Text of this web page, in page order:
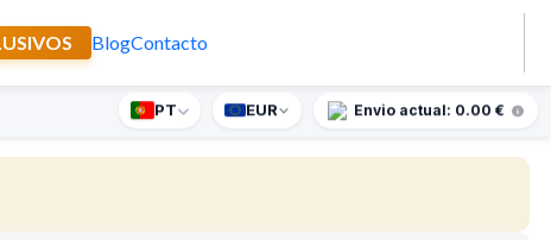
BlogContacto
supresa para encomendas superiores a 90€
PT EUR Envio actual: 0.00 €
Orla Pedras Fátima Com Véu